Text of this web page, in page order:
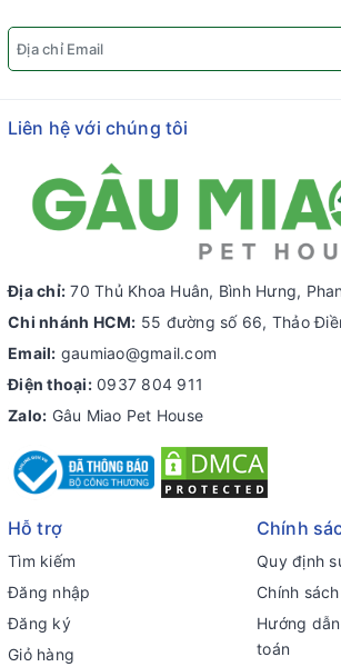
Liên hệ với chúng tôi
Địa chỉ: 70 Thủ Khoa Huân, Bình Hưng,
Chi nhánh HCM: 55 đường số 66, Thảo
Email: gaumiao@gmail.com
Điện thoại: 0937 804 911
Zalo: Gâu Miao Pet House
Hỗ trợ
Tìm kiếm
Đăng nhập
Đăng ký
Giỏ hàng
Chính
Quy định
Chính
Hướng
toán